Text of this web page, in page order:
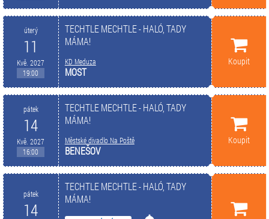
úterý
11
Kvě. 2027
19:00
TECHTLE MECHTLE - HALÓ, TADY
MÁMA!
KD Meduza
MOST
Koupit
pátek
14
Kvě. 2027
16:00
TECHTLE MECHTLE - HALÓ, TADY
MÁMA!
Městské divadlo Na Poště
BENEŠOV
Koupit
pátek
14
TECHTLE MECHTLE - HALÓ, TADY
MÁMA!